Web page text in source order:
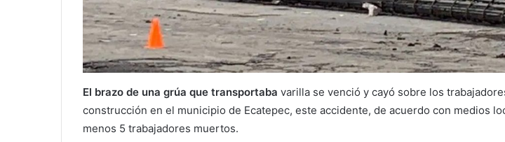
El brazo de una grúa que transportaba varilla se venció y cayó sobre los
construcción en el municipio de Ecatepec, este accidente, de acuerdo con medios
menos 5 trabajadores muertos.